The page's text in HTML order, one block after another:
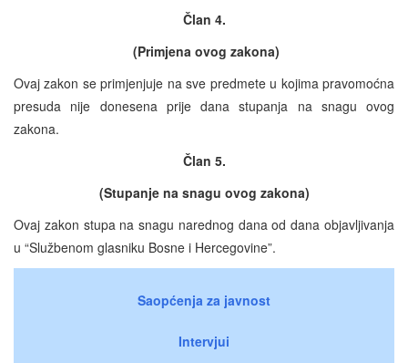
Član 4.
(Primjena ovog zakona)
Ovaj zakon se primjenjuje na sve predmete u kojima pravomoćna
presuda nije donesena prije dana stupanja na snagu ovog
zakona.
Član 5.
(Stupanje na snagu ovog zakona)
Ovaj zakon stupa na snagu narednog dana od dana objavljivanja
u “Službenom glasniku Bosne i Hercegovine”.
Saopćenja za javnost
Intervjui